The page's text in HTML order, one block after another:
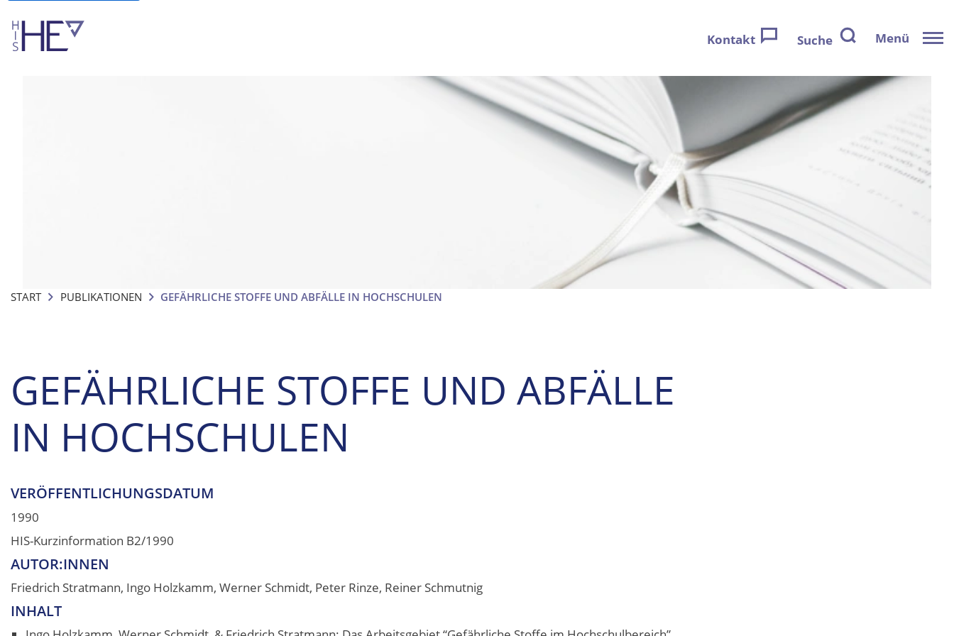
Kontakt Suche Menü
START PUBLIKATIONEN GEFÄHRLICHE STOFFE UND ABFÄLLE IN HOCHSCHULEN
GEFÄHRLICHE STOFFE UND ABFÄLLE
IN HOCHSCHULEN
VERÖFFENTLICHUNGSDATUM
1990
HIS-Kurzinformation B2/1990
AUTOR:INNEN
Friedrich Stratmann, Ingo Holzkamm, Werner Schmidt, Peter Rinze, Reiner Schmutnig
INHALT